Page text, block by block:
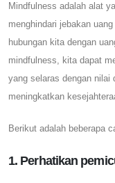
Mindfulness adalah alat
menghindari jebakan
hubungan kita dengan
mindfulness, kita dapat
yang selaras dengan nilai
meningkatkan
Berikut adalah beberapa
1. Perhatikan